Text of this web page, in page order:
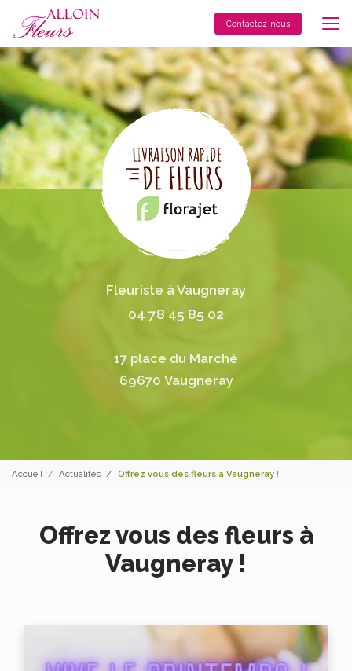
contenu
principal
Contactez-nous
Fleuriste à Vaugneray
04 78 45 85 02
17 place du Marché
69670 Vaugneray
Accueil Actualités Offrez vous des fleurs à Vaugneray !
Offrez vous des fleurs à
Vaugneray !